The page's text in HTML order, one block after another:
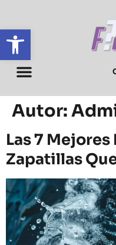
Abrir barra de herramientas
Autor:
Las 7 Mejores
Zapatillas